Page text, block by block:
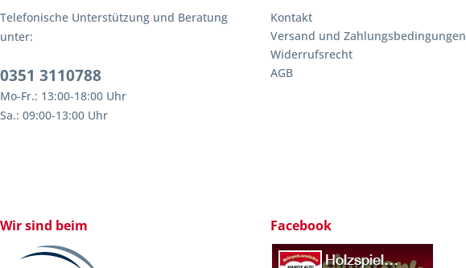
Telefonische Unterstützung und Beratung
unter:
0351 3110788
Mo-Fr.: 13:00-18:00 Uhr
Sa.: 09:00-13:00 Uhr
Kontakt
Versand und Zahlungsbedingungen
Widerrufsrecht
AGB
Wir sind beim Facebook